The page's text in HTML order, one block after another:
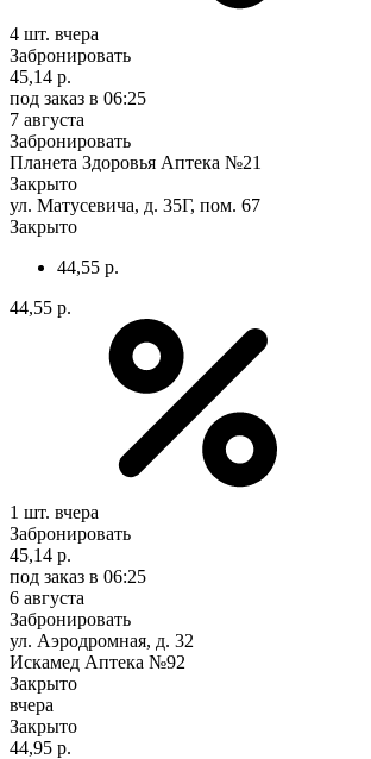
4 шт. вчера
Забронировать
45,14 р.
под заказ в 06:25
7 августа
Забронировать
Планета Здоровья Аптека №21
Закрыто
ул. Матусевича, д. 35Г, пом. 67
Закрыто
44,55 р.
44,55 р.
1 шт. вчера
Забронировать
45,14 р.
под заказ в 06:25
6 августа
Забронировать
ул. Аэродромная, д. 32
Искамед Аптека №92
Закрыто
вчера
Закрыто
44,95 р.